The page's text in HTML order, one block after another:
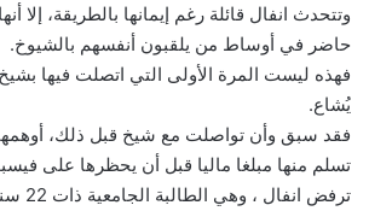
وتتحدث انفال قائلة رغم إيمانها بالطريقة، إلا
حاضر في أوساط من يلقبون أنفسهم بالشيوخ.
فهذه ليست المرة الأولى التي اتصلت فيها
يُشاع.
فقد سبق وأن تواصلت مع شيخ قبل ذلك،
تسلم منها مبلغا ماليا قبل أن يحظرها على
ترفض